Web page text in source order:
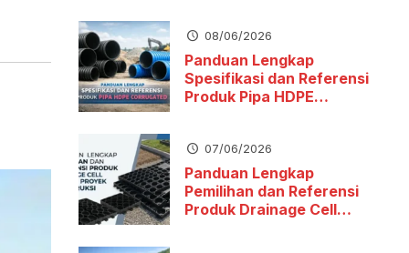
08/06/2026
Panduan Lengkap
Spesifikasi dan Referensi
Produk Pipa HDPE
07/06/2026
Panduan Lengkap
Pemilihan dan Referensi
Produk Drainage Cell